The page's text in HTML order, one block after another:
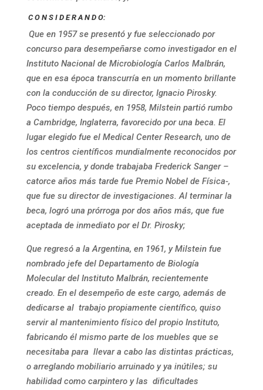
C O N S I D E R A N D O:
Que en 1957 se presentó y fue seleccionado por
concurso para desempeñarse como investigador en el
Instituto Nacional de Microbiología Carlos Malbrán,
que en esa época transcurría en un momento brillante
con la conducción de su director, Ignacio Pirosky.
Poco tiempo después, en 1958, Milstein partió rumbo
a Cambridge, Inglaterra, favorecido por una beca. El
lugar elegido fue el Medical Center Research, uno de
los centros científicos mundialmente reconocidos por
su excelencia, y donde trabajaba Frederick Sanger –
catorce años más tarde fue Premio Nobel de Física-,
que fue su director de investigaciones. Al terminar la
beca, logró una prórroga por dos años más, que fue
aceptada de inmediato por el Dr. Pirosky;
Que regresó a la Argentina, en 1961, y Milstein fue
nombrado jefe del Departamento de Biología
Molecular del Instituto Malbrán, recientemente
creado. En el desempeño de este cargo, además de
dedicarse al trabajo propiamente científico, quiso
servir al mantenimiento físico del propio Instituto,
fabricando él mismo parte de los muebles que se
necesitaba para llevar a cabo las distintas prácticas,
o arreglando mobiliario arruinado y ya inútiles; su
habilidad como carpintero y las dificultades